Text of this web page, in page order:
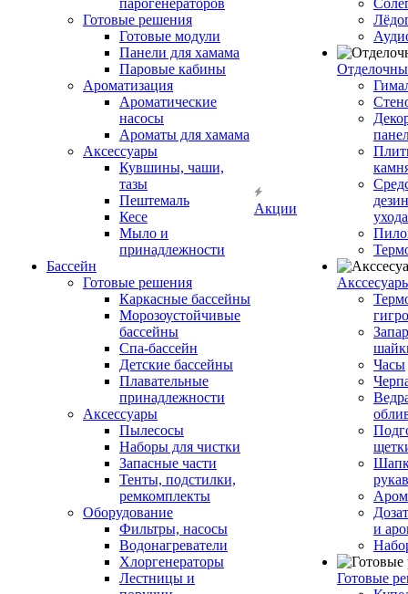
парогенераторов
Готовые решения
Готовые модули
Панели для хамама
Паровые кабины
Ароматизация
Ароматические
насосы
Ароматы для хамама
Аксессуары
Кувшины, чаши,
тазы
Пештемаль
Кесе
Мыло и
принадлежности
Бассейн
Готовые решения
Каркасные бассейны
Морозоустойчивые
бассейны
Спа-бассейн
Детские бассейны
Плавательные
принадлежности
Аксессуары
Пылесосы
Наборы для чистки
Запасные части
Тенты, подстилки,
ремкомплекты
Оборудование
Фильтры, насосы
Водонагреватели
Хлоргенераторы
Лестницы и
Акции
ухода
Часы
и
Готовые